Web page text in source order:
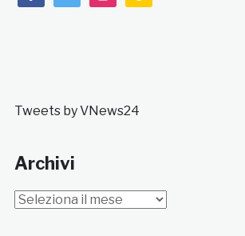
Tweets by VNews24
Archivi
Archivi